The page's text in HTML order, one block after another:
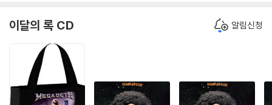
이달의 록 CD 알림신청